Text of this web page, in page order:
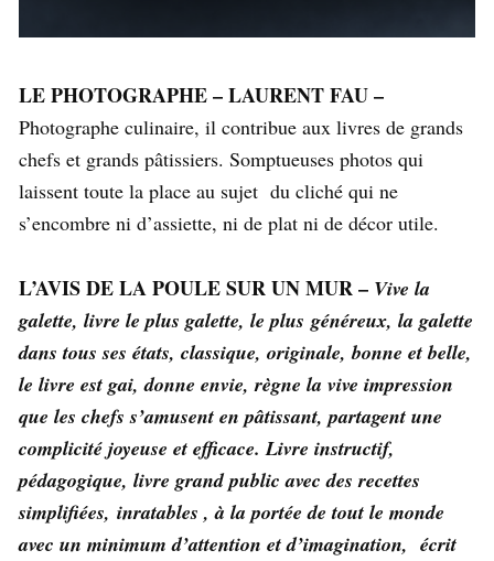
LE PHOTOGRAPHE – LAURENT FAU –
Photographe culinaire, il contribue aux livres de grands
chefs et grands pâtissiers. Somptueuses photos qui
laissent toute la place au sujet du cliché qui ne
s’encombre ni d’assiette, ni de plat ni de décor utile.
L’AVIS DE LA POULE SUR UN MUR – Vive la
galette, livre le plus galette, le plusgénéreux, la galette
dans tous ses états, classique, originale, bonne et belle,
le livre est gai, donne envie, règne la vive impression
que les chefs s’amusent en pâtissant, partagent une
complicité joyeuse et efficace. Livre instructif,
pédagogique, livre grand public avec des recettes
simplifiées, inratables , à la portée de tout le monde
avec un minimum d’attention et d’imagination, écrit